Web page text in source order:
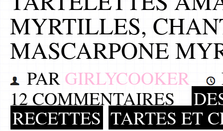
MYRTILLES,
MASCARPONE
PAR GIRLYCOOKER
12 COMMENTAIRES
RECETTES TARTES ET